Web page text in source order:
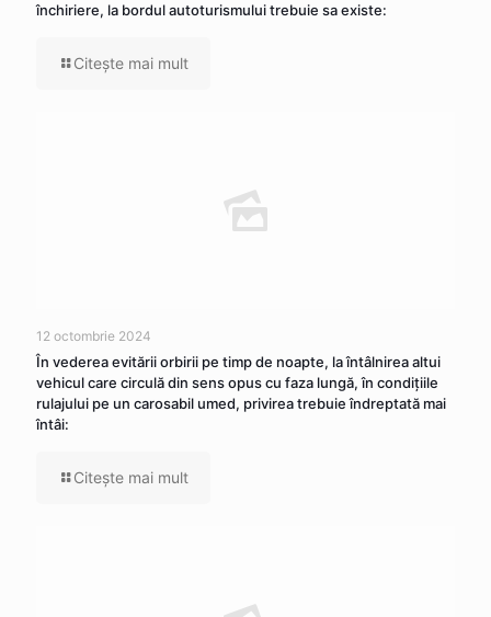
închiriere, la bordul autoturismului trebuie sa existe:
Citeşte mai mult
12 octombrie 2024
În vederea evitării orbirii pe timp de noapte, la întâlnirea altui
vehicul care circulă din sens opus cu faza lungă, în condițiile
rulajului pe un carosabil umed, privirea trebuie îndreptată mai
întâi:
Citeşte mai mult